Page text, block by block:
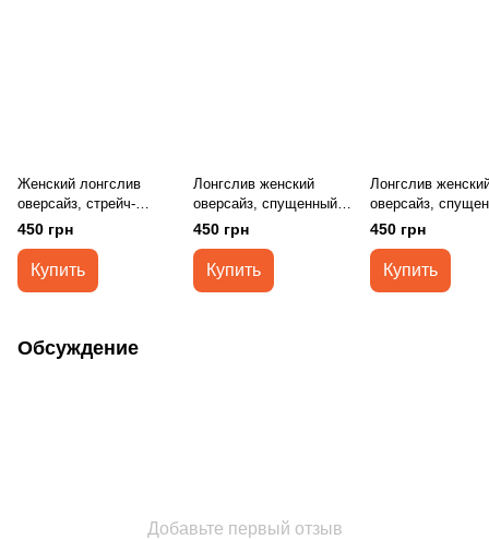
Женский лонгслив
оверсайз, стрейч-
кулир, темно-синий
450 грн
Купить
Лонгслив женский
оверсайз, спущенный
рукав, цвет бежевый S-
450 грн
Купить
Лонгслив
оверсайз,
рукав, цвет
450 грн
Купить
Обсуждение
Добавьте первый отзыв